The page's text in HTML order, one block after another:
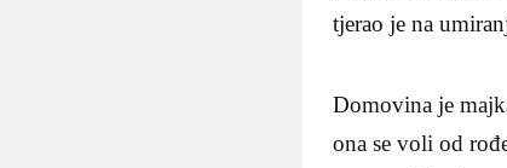
tjerao je na
Domovina je
ona se voli od